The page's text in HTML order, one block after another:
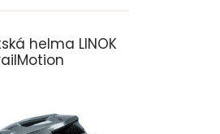
helma LINOK